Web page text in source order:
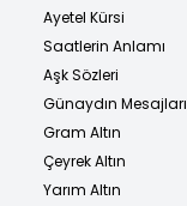
Ayetel Kürsi
Saatlerin Anlamı
Aşk Sözleri
Günaydın Mesajları
Gram Altın
Çeyrek Altın
Yarım Altın